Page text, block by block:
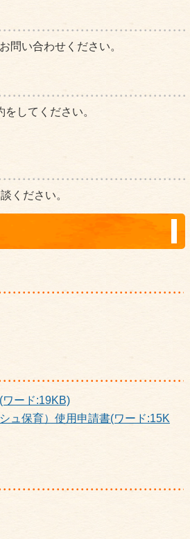
問い合わせください。
してください。
ください。
ワード:19KB)
ュ保育）使用申請書(ワード:15K